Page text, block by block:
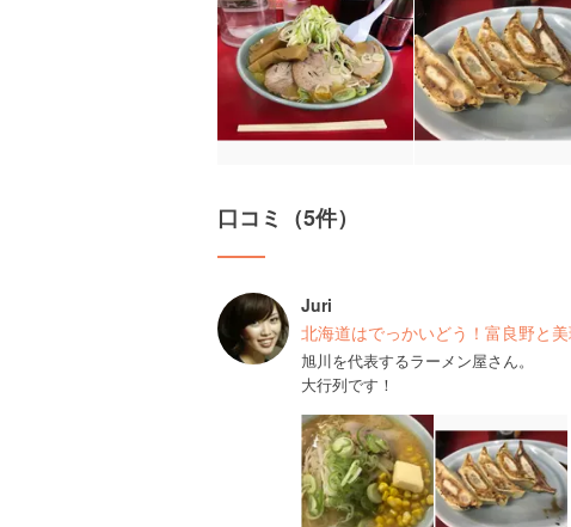
口コミ（5件）
Juri
北海道はでっかいどう！富良野と美
旭川を代表するラーメン屋さん。
大行列です！